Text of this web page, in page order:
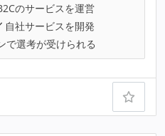
のサービスを運営
自社サービスを開発
で選考が受けられる